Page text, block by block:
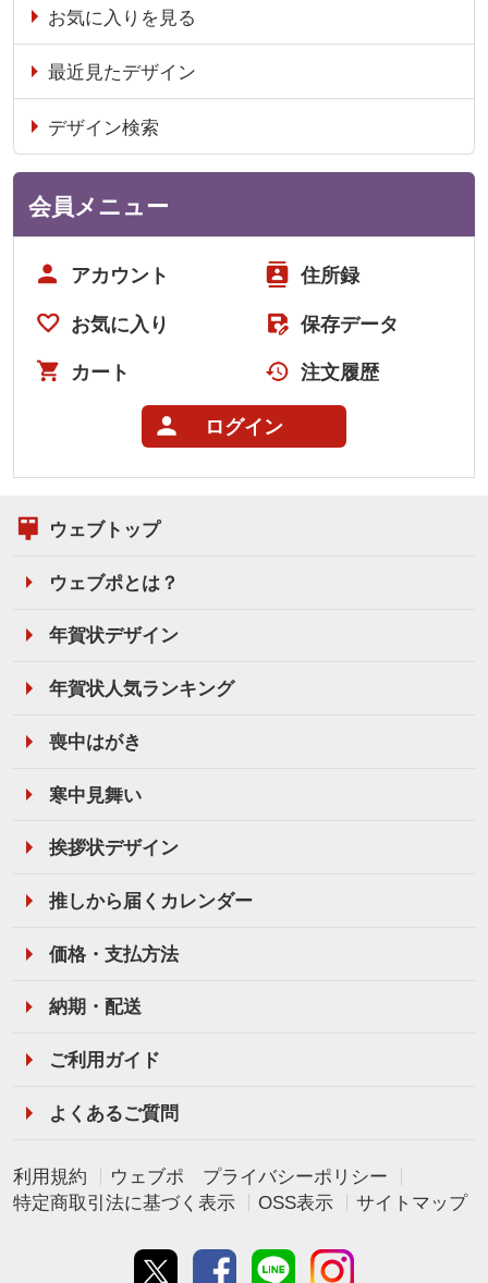
お気に入りを見る
最近見たデザイン
デザイン検索
会員メニュー
アカウント 住所録
お気に入り 保存データ
カート 注文履歴
ログイン
ウェブトップ
ウェブポとは？
年賀状デザイン
年賀状人気ランキング
喪中はがき
寒中見舞い
挨拶状デザイン
推しから届くカレンダー
価格・支払方法
納期・配送
ご利用ガイド
よくあるご質問
利用規約
ウェブポ プライバシーポリシー
特定商取引法に基づく表示
OSS表示 サイトマップ
Twitter Facebookline